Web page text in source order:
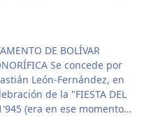
León-Fernández, en
de la "FIESTA DEL